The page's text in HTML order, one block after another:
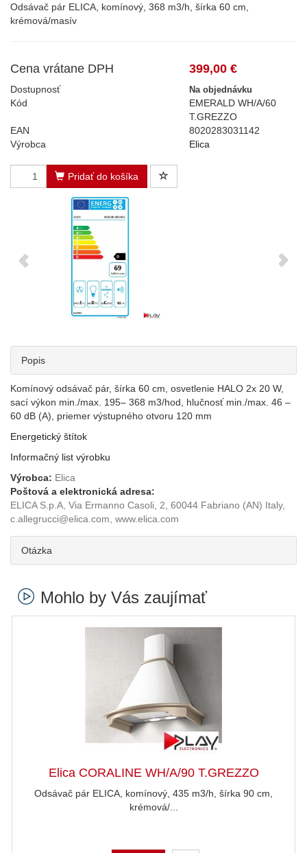
Odsávač pár ELICA, komínový, 368 m3/h, šírka 60 cm,
krémová/masív
Cena vrátane DPH 399,00 €
Dostupnosť Na objednávku
Kód
EMERALD WH/A/60
T.GREZZO
EAN
8020283031142
Výrobca
Elica
Pridať do košíka
Popis
Komínový odsávač pár, šírka 60 cm, osvetlenie HALO 2x 20 W,
sací výkon min./max. 195– 368 m3/hod, hlučnosť min./max. 46 –
60 dB (A), priemer výstupného otvoru 120 mm
Energetický štítok
Informačný list výrobku
Výrobca: Elica
Poštová a elektronická adresa:
ELICA S.p.A, Via Ermanno Casoli, 2, 60044 Fabriano (AN) Italy,
c.allegrucci@elica.com, www.elica.com
Otázka
Mohlo by Vás zaujímať
Elica CORALINE WH/A/90 T.GREZZO
Odsávač pár ELICA, komínový, 435 m3/h, šírka 90 cm,
krémová/...